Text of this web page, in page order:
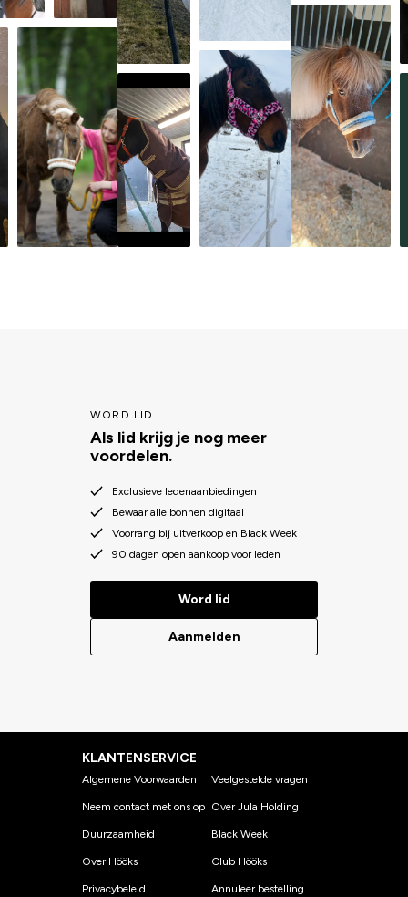
WORD LID
Als lid krijg je nog meer
voordelen.
Exclusieve ledenaanbiedingen
Bewaar alle bonnen digitaal
Voorrang bij uitverkoop en Black Week
90 dagen open aankoop voor leden
Word lid
Aanmelden
KLANTENSERVICE
Algemene Voorwaarden
Neem contact met ons op
Duurzaamheid
Over Hööks
Privacybeleid
Veelgestelde vragen
Over Jula Holding
Black Week
Club Hööks
Annuleer bestelling